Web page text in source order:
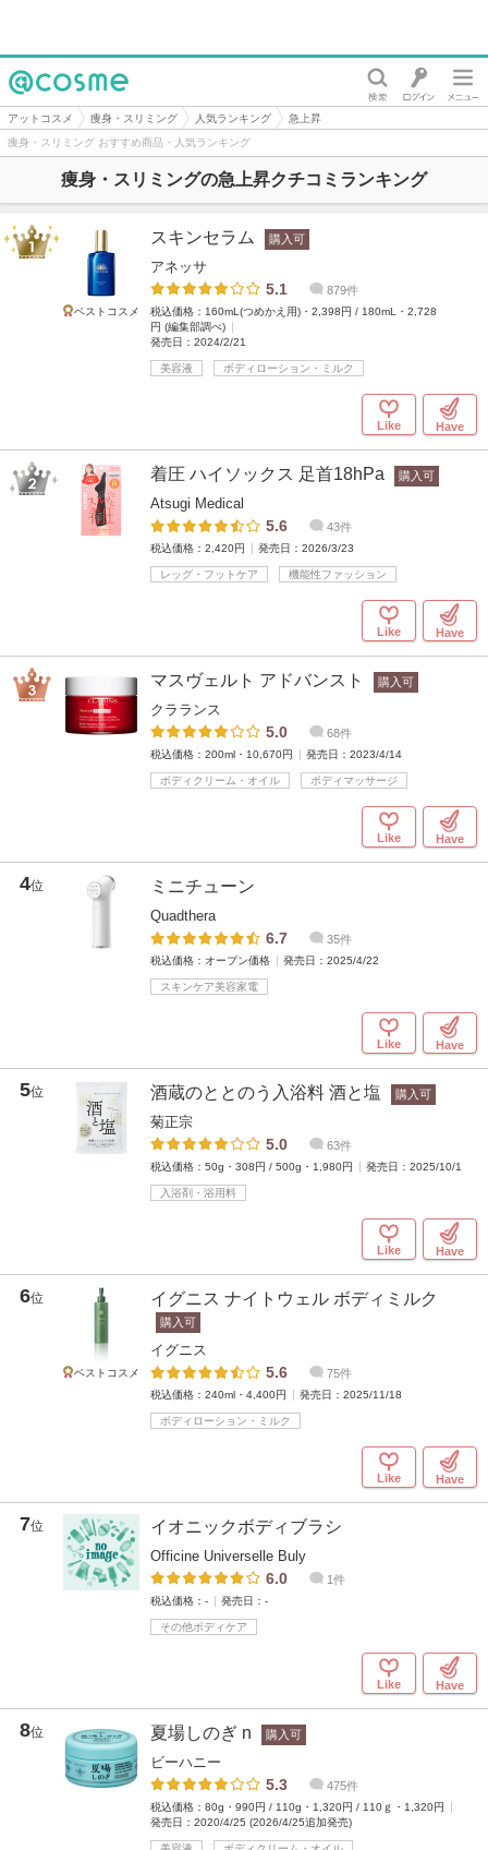
@cosme
アットコスメ 痩身・スリミング 人気ランキング
急上昇
痩身・スリミング おすすめ商品・人気ランキング
痩身・スリミングの急上昇クチコミランキング
ベストコスメ
スキンセラム 購入可
アネッサ
5.1 879件
税込価格：160mL(つめかえ用)・2,398円 / 180mL・2,728
円 (編集部調べ)
発売日：2024/2/21
美容液 ボディローション・ミルク
Like Have
着圧 ハイソックス 足首18hPa 購入可
Atsugi Medical
5.6 43件
税込価格：2,420円 発売日：2026/3/23
レッグ・フットケア 機能性ファッション
Like Have
マスヴェルト アドバンスト 購入可
クラランス
5.0 68件
税込価格：200ml・10,670円 発売日：2023/4/14
ボディクリーム・オイル ボディマッサージ
Like Have
4位 ミニチューン
Quadthera
6.7 35件
税込価格：オープン価格 発売日：2025/4/22
スキンケア美容家電
Like Have
5位 酒蔵のととのう入浴料 酒と塩 購入可
菊正宗
5.0 63件
税込価格：50g・308円 / 500g・1,980円 発売日：2025/10/1
入浴剤・浴用料
Like Have
6位
ベストコスメ
イグニス ナイトウェル ボディミルク
購入可
イグニス
5.6 75件
税込価格：240ml・4,400円 発売日：2025/11/18
ボディローション・ミルク
Like Have
7位 イオニックボディブラシ
Officine Universelle Buly
6.0 1件
税込価格：- 発売日：-
その他ボディケア
Like Have
8位 夏場しのぎ n 購入可
ビーハニー
5.3 475件
税込価格：80g・990円 / 110g・1,320円 / 110ｇ・1,320円
発売日：2020/4/25 (2026/4/25追加発売)